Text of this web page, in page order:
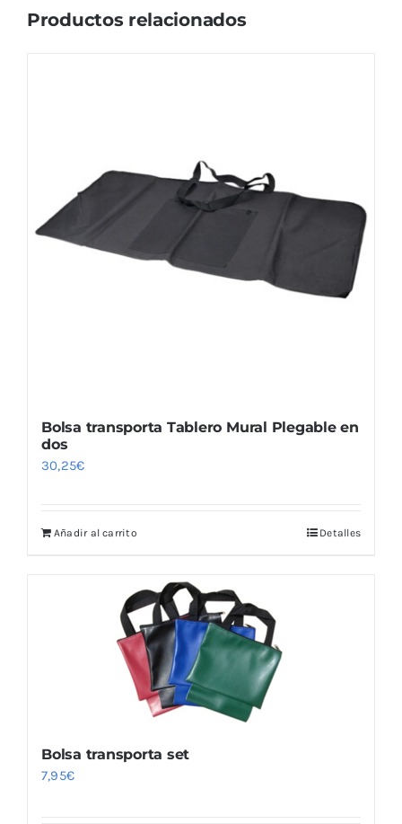
Productos relacionados
Bolsa transporta Tablero Mural Plegable en
dos
30,25€
Añadir al carrito Detalles
Bolsa transporta set
7,95€